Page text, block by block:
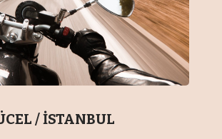
/ İSTANBUL